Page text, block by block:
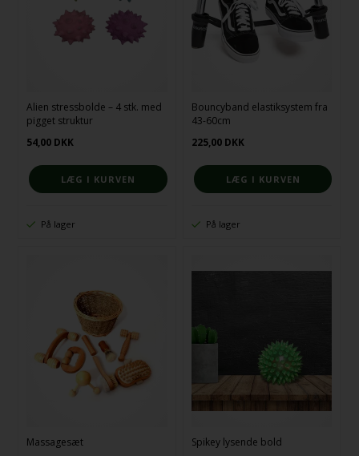
Alien stressbolde – 4 stk. med
pigget struktur
54,00 DKK
På lager
Bouncyband elastiksystem fra
43-60cm
225,00 DKK
På lager
Massagesæt
Spikey lysende bold